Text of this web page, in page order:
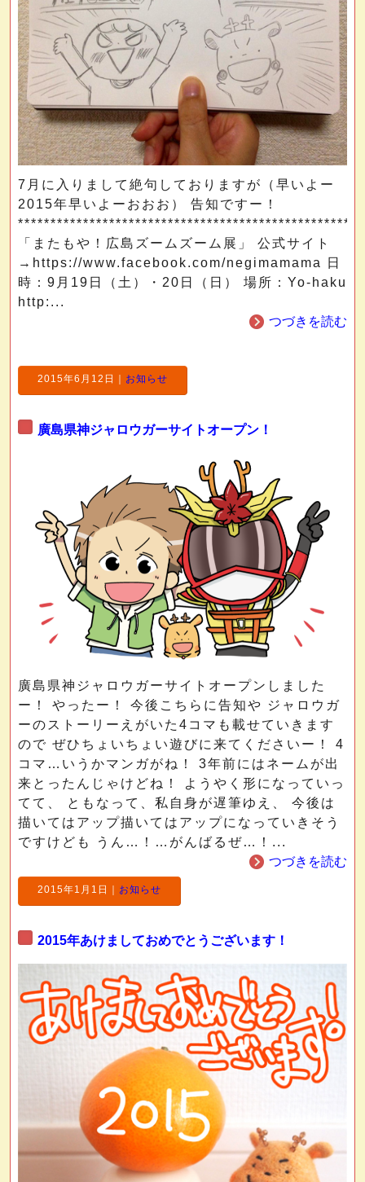
7月に入りまして絶句しておりますが（早いよー
2015年早いよーおおお） 告知ですー！
「またもや！広島ズームズーム展」 公式サイト
→https://www.facebook.com/negimamama 日
時：9月19日（土）・20日（日） 場所：Yo-haku
http:...
つづきを読む
2015年6月12日 ｜ お知らせ
廣島県神ジャロウガーサイトオープン！
廣島県神ジャロウガーサイトオープンしました
ー！ やったー！ 今後こちらに告知や ジャロウガ
ーのストーリーえがいた4コマも載せていきます
ので ぜひちょいちょい遊びに来てくださいー！ 4
コマ…いうかマンガがね！ 3年前にはネームが出
来とったんじゃけどね！ ようやく形になっていっ
てて、 ともなって、私自身が遅筆ゆえ、 今後は
描いてはアップ描いてはアップになっていきそう
ですけども うん…！…がんばるぜ…！...
つづきを読む
2015年1月1日 ｜ お知らせ
2015年あけましておめでとうございます！